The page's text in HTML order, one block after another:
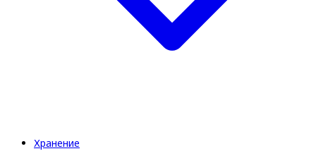
Хранение